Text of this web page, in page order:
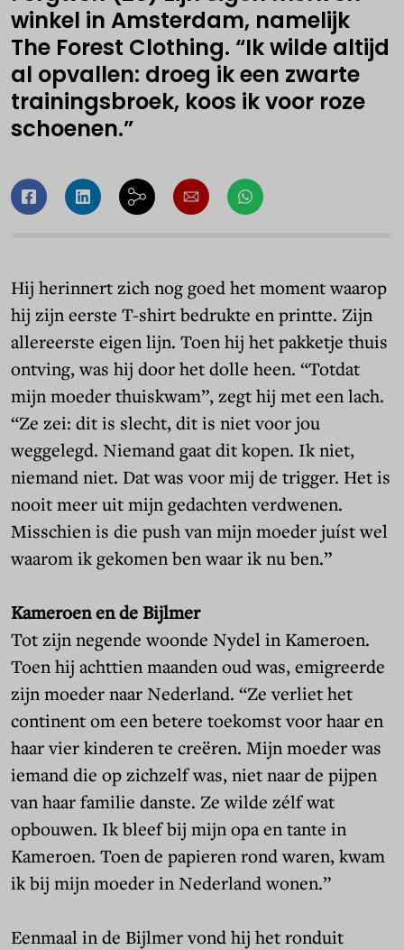
winkel in Amsterdam, namelijk
The Forest Clothing. “Ik wilde altijd
al opvallen: droeg ik een zwarte
trainingsbroek, koos ik voor roze
schoenen.”
Hij herinnert zich nog goed het moment waarop
hij zijn eerste T-shirt bedrukte en printte. Zijn
allereerste eigen lijn. Toen hij het pakketje thuis
ontving, was hij door het dolle heen. “Totdat
mijn moeder thuiskwam”, zegt hij met een lach.
“Ze zei: dit is slecht, dit is niet voor jou
weggelegd. Niemand gaat dit kopen. Ik niet,
niemand niet. Dat was voor mij de trigger. Het is
nooit meer uit mijn gedachten verdwenen.
Misschien is die push van mijn moeder juíst wel
waarom ik gekomen ben waar ik nu ben.”
Kameroen en de Bijlmer
Tot zijn negende woonde Nydel in Kameroen.
Toen hij achttien maanden oud was, emigreerde
zijn moeder naar Nederland. “Ze verliet het
continent om een betere toekomst voor haar en
haar vier kinderen te creëren. Mijn moeder was
iemand die op zichzelf was, niet naar de pijpen
van haar familie danste. Ze wilde zélf wat
opbouwen. Ik bleef bij mijn opa en tante in
Kameroen. Toen de papieren rond waren, kwam
ik bij mijn moeder in Nederland wonen.”
Eenmaal in de Bijlmer vond hij het ronduit